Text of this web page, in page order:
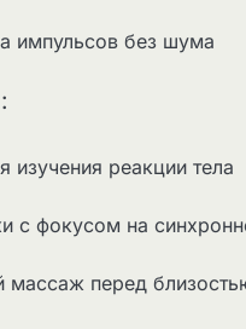
импульсов без шума
изучения реакции тела
с фокусом на
массаж перед